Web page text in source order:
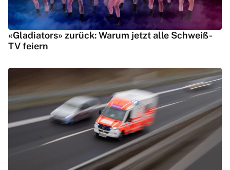
«Gladiators» zurück: Warum jetzt alle Schweiß-
TV feiern